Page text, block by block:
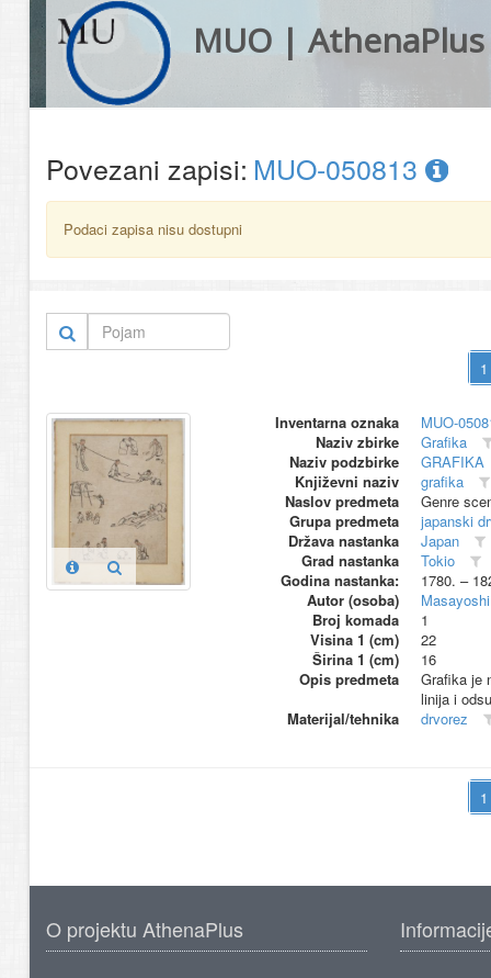
MUO | AthenaPlus
Povezani zapisi: MUO-050813
Podaci zapisa nisu dostupni
Inventarna oznaka
MUO-
Naziv zbirke
Grafika
Naziv podzbirke
GRAFIKA
Književni naziv
grafika
Naslov predmeta
Genre
Grupa predmeta
japanski
Država nastanka
Japan
Grad nastanka
Tokio
Godina nastanka:
1780. –
Autor (osoba)
Broj komada
1
Visina 1 (cm)
22
Širina 1 (cm)
16
Opis predmeta
Grafika je
linija i
Materijal/tehnika
drvorez
O projektu AthenaPlus